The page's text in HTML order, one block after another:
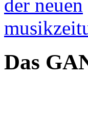
Das